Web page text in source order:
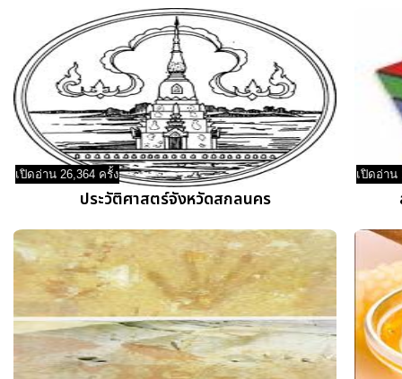
เปิดอ่าน 26,364 ครั้ง
ประวัติศาสตร์จังหวัดสกลนคร
เปิดอ่าน